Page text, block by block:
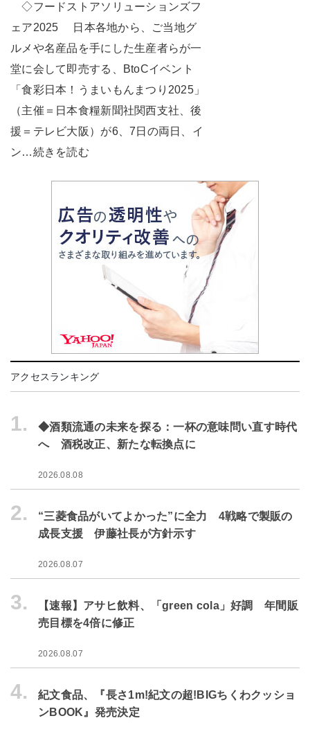
◇フードストアソリューションズフ
ェア2025 日本各地から、ご当地グ
ルメや名産品を手にした生産者らが一
堂に会して即売する、BtoCイベント
「食彩日本！うまいもんまつり2025」
（主催＝日本食糧新聞社関西支社、後
援＝テレビ大阪）が6、7日の両日、イ
ン…続きを読む
アクセスランキング
1.
◆酒類流通の未来を探る：一杯の意味問い直す時代
へ 酒税改正、新たな転換点に
2026.08.08
2.
“三菱食品がいてよかった”に全力 4戦略で製販の
成長支援 伊藤社長が方針示す
2026.08.07
3.
【速報】アサヒ飲料、「green cola」好調 年間販
売目標を4倍に修正
2026.08.07
4.
紀文食品、『長さ1m!紀文の超!BIGちくわクッショ
ンBOOK』発売決定